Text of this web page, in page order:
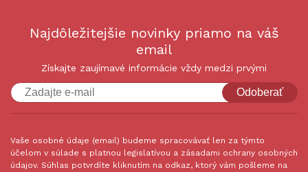
Najdôležitejšie novinky priamo na váš
email
Získajte zaujímavé informácie vždy medzi prvými
Odoberať
Vaše osobné údaje (email) budeme spracovávať len za týmto
účelom v súlade s platnou legislatívou a zásadami ochrany osobných
údajov. Súhlas potvrdíte kliknutím na odkaz, ktorý vám pošleme na